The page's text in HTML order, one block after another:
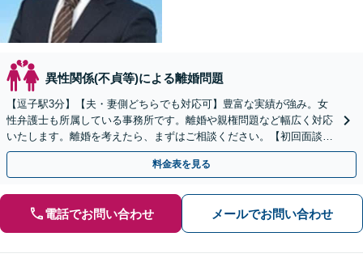
異性関係(不貞等)による離婚問題
【逗子駅3分】【夫・妻側どちらでも対応可】豊富な実績が強み。女
性弁護士も所属している事務所です。離婚や親権問題など幅広く対応
いたします。離婚を考えたら、まずはご相談ください。【初回面談無
料】【夜間・休日は予約で対応可】【法テラス可】
料金表を見る
電話でお問い合わせ メールでお問い合わせ